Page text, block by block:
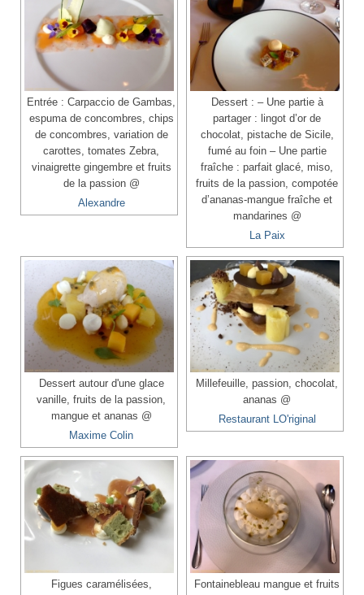
Entrée : Carpaccio de Gambas,
espuma de concombres, chips
de concombres, variation de
carottes, tomates Zebra,
vinaigrette gingembre et fruits
de la passion @
Alexandre
Dessert : – Une partie à
partager : lingot d’or de
chocolat, pistache de Sicile,
fumé au foin – Une partie
fraîche : parfait glacé, miso,
fruits de la passion, compotée
d’ananas-mangue fraîche et
mandarines @
La Paix
Dessert autour d'une glace
vanille, fruits de la passion,
mangue et ananas @
Maxime Colin
Millefeuille, passion, chocolat,
ananas @
Restaurant LO'riginal
Figues caramélisées,
Fontainebleau mangue et fruits